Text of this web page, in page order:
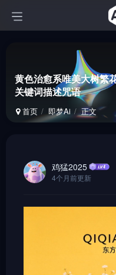
黄色治愈系唯美大树繁
关键词描述咒语
首页 即梦Ai 正文
鸡猛2025
4个月前更新